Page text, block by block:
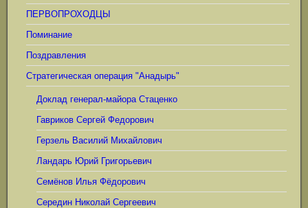
ПЕРВОПРОХОДЦЫ
Поминание
Поздравления
Стратегическая операция "Анадырь"
Доклад генерал-майора Стаценко
Гавриков Сергей Федорович
Герзель Василий Михайлович
Ландарь Юрий Григорьевич
Семёнов Илья Фёдорович
Середин Николай Сергеевич